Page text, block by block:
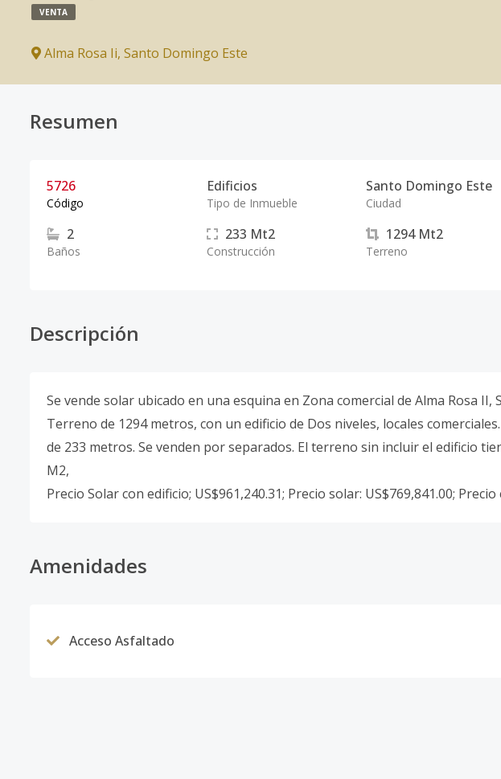
VENTA
Alma Rosa Ii, Santo Domingo Este
Resumen
5726
Código
Edificios
Tipo de Inmueble
Santo Domingo Este
Ciudad
2
Baños
233 Mt2
Construcción
1294 Mt2
Terreno
Descripción
Se vende solar ubicado en una esquina en Zona comercial de Alma Rosa II,
Terreno de 1294 metros, con un edificio de Dos niveles, locales
de 233 metros. Se venden por separados. El terreno sin incluir el edificio
M2,
Precio Solar con edificio; US$961,240.31; Precio solar: US$769,841.00; Precio
Amenidades
Acceso Asfaltado